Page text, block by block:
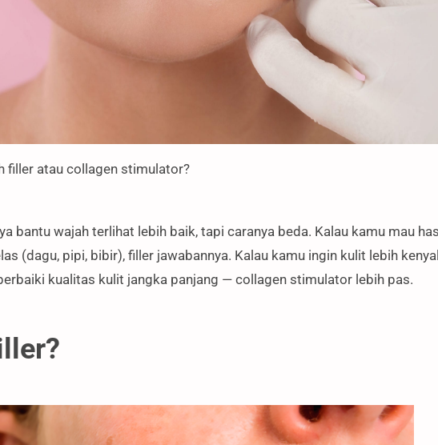
filler atau collagen stimulator?
bantu wajah terlihat lebih baik, tapi caranya beda. Kalau kamu mau
(dagu, pipi, bibir), filler jawabannya. Kalau kamu ingin kulit lebih
kualitas kulit jangka panjang — collagen stimulator lebih pas.